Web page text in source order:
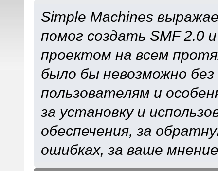
Simple Machines
помог создать SMF 2.0
проектом на всем
было бы невозможно
пользователям и
за установку и
обеспечения, за
ошибках, за ваше